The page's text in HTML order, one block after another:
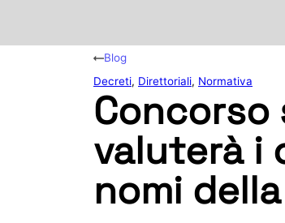
valuterà i
nomi
Blog
Decreti, Direttoriali, Normativa